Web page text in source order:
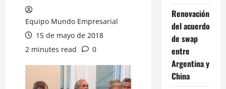
Equipo Mundo Empresarial
15 de mayo de 2018
2 minutes read
0
Renovación
del acuerdo
de swap
entre
Argentina y
China